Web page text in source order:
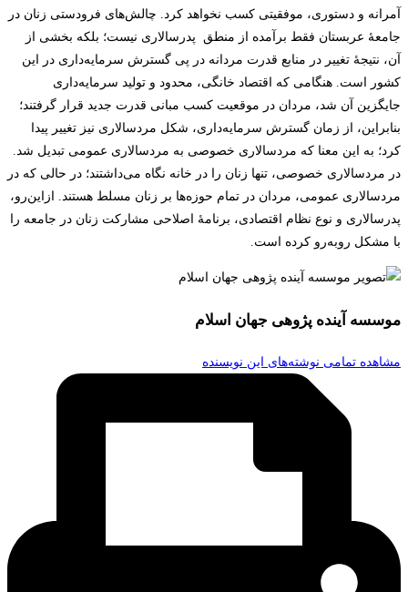
آمرانه و دستوری، موفقیتی کسب نخواهد کرد. چالش‌های فرودستی زنان در
جامعۀ عربستان فقط برآمده از منطق پدرسالاری نیست؛ بلکه بخشی از
آن، نتیجۀ تغییر در منابع قدرت مردانه در پی گسترش سرمایه‌داری در این
کشور است. هنگامی که اقتصاد خانگی، محدود و تولید سرمایه‌داری
جایگزین آن شد، مردان در موقعیت کسب مبانی قدرت جدید قرار گرفتند؛
بنابراین، از زمان گسترش سرمایه‌داری، شکل مردسالاری نیز تغییر پیدا
کرد؛ به این معنا که مردسالاری خصوصی به مردسالاری عمومی تبدیل شد.
در مردسالاری خصوصی، تنها زنان را در خانه نگاه می‌داشتند؛ در حالی که در
مردسالاری عمومی، مردان در تمام حوزه‌ها بر زنان مسلط هستند. از‌این‌رو،
پدرسالاری و نوع نظام اقتصادی، برنامۀ اصلاحی مشارکت زنان در جامعه را
با مشکل روبه‌رو کرده است.
موسسه آینده پژوهی جهان اسلام
مشاهده تمامی نوشته‌های این نویسنده